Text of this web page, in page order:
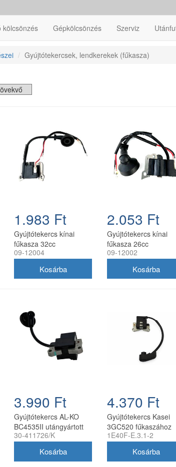
kölcsönzés Gépkölcsönzés Szerviz
Gyújtótekercsek, lendkerekek (fűkasza)
1.983 Ft
Gyújtótekercs kínai
fűkasza 32cc
09-12004
2.053 Ft
Gyújtótekercs kínai
fűkasza 26cc
09-12002
3.990 Ft
Gyújtótekercs AL-KO
BC4535II utángyártott
30-411726/K
4.370 Ft
Gyújtótekercs Kasei
3GC520 fűkaszához
1E40F-E.3.1-2